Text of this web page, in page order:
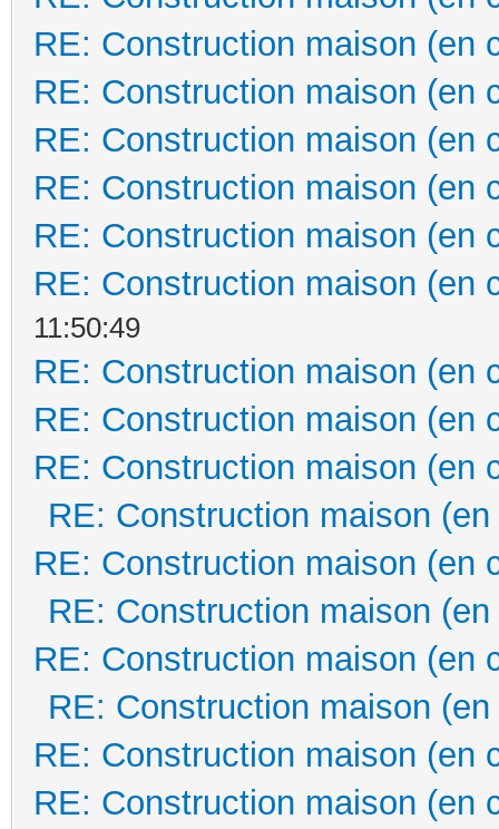
RE: Construction maison (en
RE: Construction maison (en
RE: Construction maison (en
RE: Construction maison (en
RE: Construction maison (en
RE: Construction maison (en
11:50:49
RE: Construction maison (en
RE: Construction maison (en
RE: Construction maison (en
RE: Construction maison
RE: Construction maison (en
RE: Construction maison
RE: Construction maison (en
RE: Construction maison
RE: Construction maison (en
RE: Construction maison (en